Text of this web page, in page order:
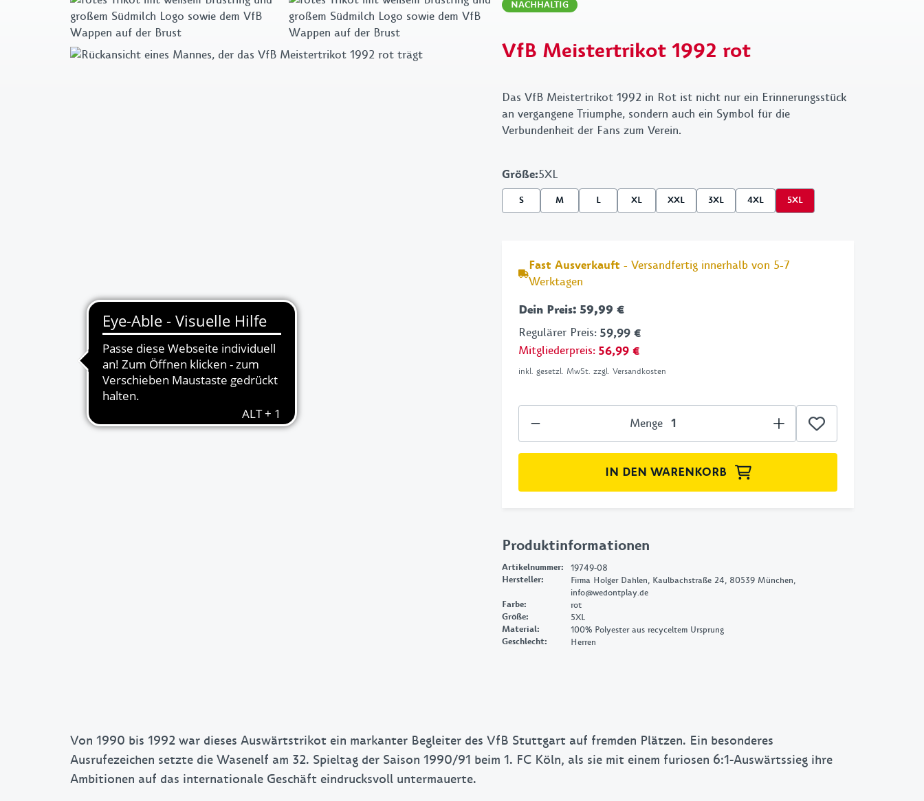
Retro
Clubhouse
Fahnen & Wimpel
Pins & Aufnäher
Handtücher
Bettwäsche & Kissen
Schreibwaren
NACHHALTIG
VfB Meistertrikot 1992 rot
Das VfB Meistertrikot 1992 in Rot ist nicht nur ein Erinnerungsstück
an vergangene Triumphe, sondern auch ein Symbol für die
Verbundenheit der Fans zum Verein.
Größe:5XL
S M L XL XXL 3XL 4XL 5XL
Fast Ausverkauft - Versandfertig innerhalb von 5-7
Werktagen
Dein Preis: 59,99 €
Regulärer Preis: 59,99 €
Mitgliederpreis: 56,99 €
inkl. gesetzl. MwSt. zzgl. Versandkosten
Menge
IN DEN WARENKORB
Produktinformationen
Artikelnummer: 19749-08
Hersteller:
Firma Holger Dahlen, Kaulbachstraße 24, 80539 München,
info@wedontplay.de
Farbe: rot
Größe: 5XL
Material: 100% Polyester aus recyceltem Ursprung
Geschlecht: Herren
Von 1990 bis 1992 war dieses Auswärtstrikot ein markanter Begleiter des VfB Stuttgart auf fremden Plätzen. Ein besonderes
Ausrufezeichen setzte die Wasenelf am 32. Spieltag der Saison 1990/91 beim 1. FC Köln, als sie mit einem furiosen 6:1-Auswärtssieg ihre
Ambitionen auf das internationale Geschäft eindrucksvoll untermauerte.